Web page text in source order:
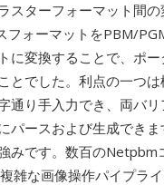
スターフォーマット間
フォーマットをPBM/
に変換することで、ポ
とでした。利点の一つ
通り手入力でき、両バ
パースおよび生成でき
みです。数百のNetpbm
雑な画像操作パイプラ